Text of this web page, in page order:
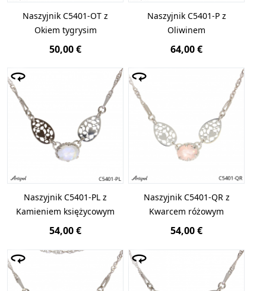
Naszyjnik C5401-OT z
Okiem tygrysim
50,00 €
Naszyjnik C5401-P z
Oliwinem
64,00 €
Naszyjnik C5401-PL z
Kamieniem księżycowym
54,00 €
Naszyjnik C5401-QR z
Kwarcem różowym
54,00 €